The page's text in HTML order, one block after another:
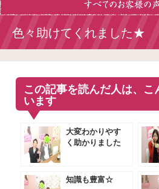
色々助けてくれました★
この記事を読んだ人は、
います
大変わかりやす
く助かりました
知識も豊富☆